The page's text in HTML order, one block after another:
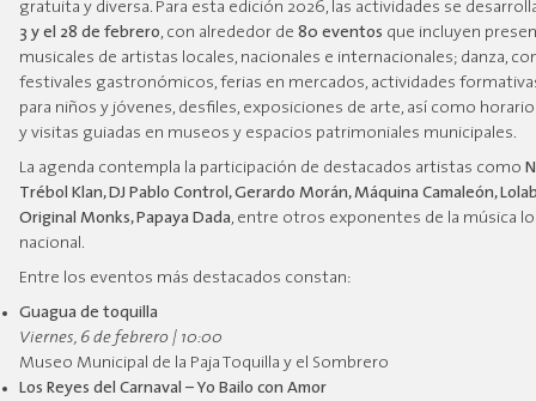
gratuita y diversa. Para esta edición 2026, las actividades se
3 y el 28 de febrero, con alrededor de 80 eventos que incluyen
musicales de artistas locales, nacionales e internacionales; danza,
festivales gastronómicos, ferias en mercados, actividades
para niños y jóvenes, desfiles, exposiciones de arte, así como
y visitas guiadas en museos y espacios patrimoniales municipales.
La agenda contempla la participación de destacados artistas como
Trébol Klan, DJ Pablo Control, Gerardo Morán, Máquina Camaleón,
Original Monks, Papaya Dada, entre otros exponentes de la música
nacional.
Entre los eventos más destacados constan:
Guagua de toquilla
Viernes, 6 de febrero | 10:00
Museo Municipal de la Paja Toquilla y el Sombrero
Los Reyes del Carnaval – Yo Bailo con Amor